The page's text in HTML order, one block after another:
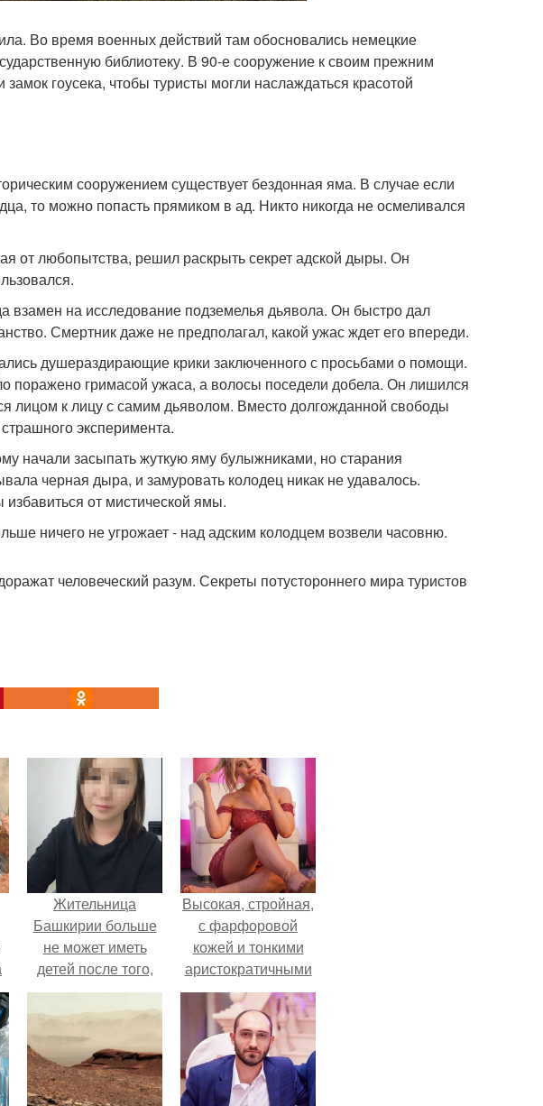
Во время военных действий там обосновались немецкие
библиотеку. В 90-е сооружение к своим прежним
гоусека, чтобы туристы могли наслаждаться красотой
сооружением существует бездонная яма. В случае если
то можно попасть прямиком в ад. Никто никогда не осмеливался
от любопытства, решил раскрыть секрет адской дыры. Он
взамен на исследование подземелья дьявола. Он быстро дал
Смертник даже не предполагал, какой ужас ждет его впереди.
душераздирающие крики заключенного с просьбами о помощи.
поражено гримасой ужаса, а волосы поседели добела. Он лишился
лицом к лицу с самим дьяволом. Вместо долгожданной свободы
эксперимента.
начали засыпать жуткую яму булыжниками, но старания
черная дыра, и замуровать колодец никак не удавалось.
от мистической ямы.
ничего не угрожает - над адским колодцем возвели часовню.
человеческий разум. Секреты потустороннего мира туристов
Жительница
Башкирии больше
не может иметь
детей после того,
как медики сделали
ей аборт на шестом
месяце
беременности и
оставили в матке
плаценту.
Высокая, стройная,
с фарфоровой
кожей и тонкими
аристократичными
чертами, эль
выглядит так, будто
сошла с полотна
художника.